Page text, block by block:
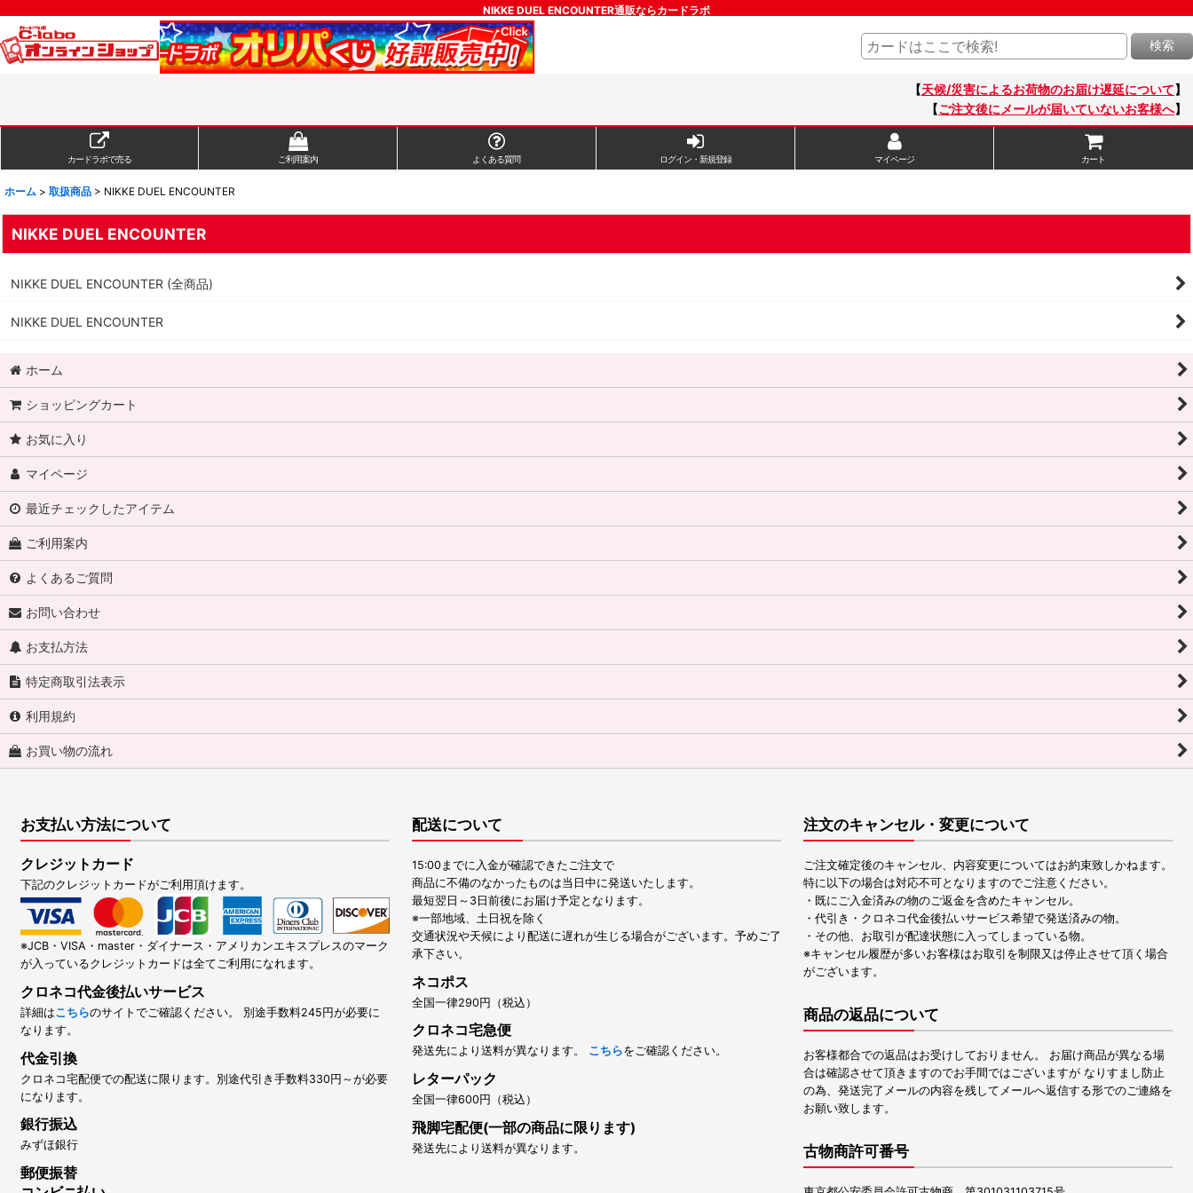
NIKKE DUEL ENCOUNTER通販ならカードラボ
検索
【天候/災害によるお荷物のお届け遅延について】
【ご注文後にメールが届いていないお客様へ】
カードラボで売る ご利用案内 よくある質問 ログイン・新規登録 マイページ カート
ホーム > 取扱商品 > NIKKE DUEL ENCOUNTER
NIKKE DUEL ENCOUNTER
NIKKE DUEL ENCOUNTER (全商品)
NIKKE DUEL ENCOUNTER
ホーム
ショッピングカート
お気に入り
マイページ
最近チェックしたアイテム
ご利用案内
よくあるご質問
お問い合わせ
お支払方法
特定商取引法表示
利用規約
お買い物の流れ
お支払い方法について
クレジットカード
下記のクレジットカードがご利用頂けます。
※JCB・VISA・master・ダイナース・アメリカンエキスプレスのマーク
が入っているクレジットカードは全てご利用になれます。
クロネコ代金後払いサービス
詳細はこちらのサイトでご確認ください。 別途手数料245円が必要に
なります。
代金引換
クロネコ宅配便での配送に限ります。別途代引き手数料330円～が必要
になります。
銀行振込
みずほ銀行
郵便振替
配送について
15:00までに入金が確認できたご注文で
商品に不備のなかったものは当日中に発送いたします。
最短翌日～3日前後にお届け予定となります。
※一部地域、土日祝を除く
交通状況や天候により配送に遅れが生じる場合がございます。予めご了
承下さい。
ネコポス
全国一律290円（税込）
クロネコ宅急便
発送先により送料が異なります。 こちらをご確認ください。
レターパック
全国一律600円（税込）
飛脚宅配便(一部の商品に限ります)
発送先により送料が異なります。
注文のキャンセル・変更について
ご注文確定後のキャンセル、内容変更についてはお約束致しかねます。
特に以下の場合は対応不可となりますのでご注意ください。
・既にご入金済みの物のご返金を含めたキャンセル。
・代引き・クロネコ代金後払いサービス希望で発送済みの物。
・その他、お取引が配達状態に入ってしまっている物。
※キャンセル履歴が多いお客様はお取引を制限又は停止させて頂く場合
がございます。
商品の返品について
お客様都合での返品はお受けしておりません。 お届け商品が異なる場
合は確認させて頂きますのでお手間ではございますが なりすまし防止
の為、発送完了メールの内容を残してメールへ返信する形でのご連絡を
お願い致します。
古物商許可番号